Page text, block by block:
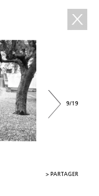
> PARTAGER
9/19